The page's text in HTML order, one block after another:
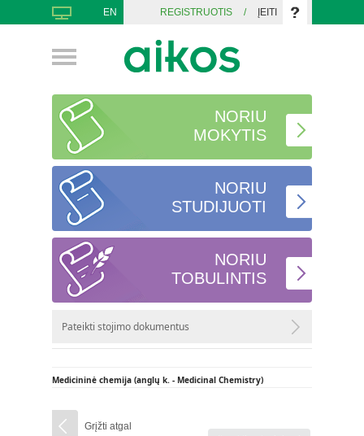
EN REGISTRUOTIS / ĮEITI
NORIU
MOKYTIS
NORIU
STUDIJUOTI
NORIU
TOBULINTIS
Pateikti stojimo dokumentus
Medicininė chemija (anglų k. - Medicinal Chemistry)
Grįžti atgal